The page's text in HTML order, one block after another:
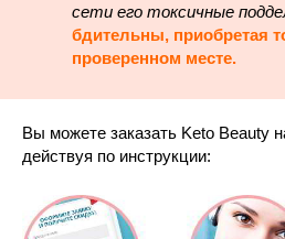
сети его токсичные
бдительны, приобретая
проверенном месте.
Вы можете заказать Keto Beauty
действуя по инструкции: